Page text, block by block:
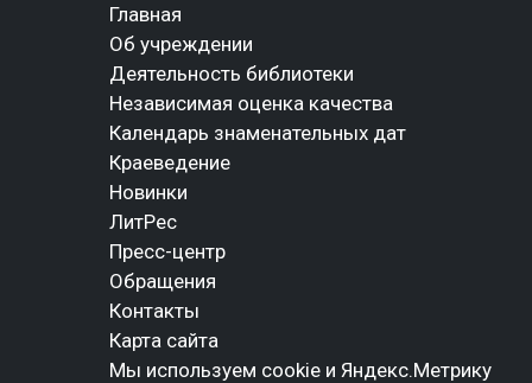
Главная
Об учреждении
Деятельность библиотеки
Независимая оценка качества
Календарь знаменательных дат
Краеведение
Новинки
ЛитРес
Пресс-центр
Обращения
Контакты
Карта сайта
Мы используем cookie и Яндекс.Метрику